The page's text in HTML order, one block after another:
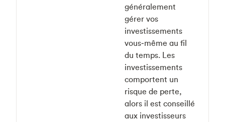
généralement
gérer vos
investissements
vous‑même au fil
du temps. Les
investissements
comportent un
risque de perte,
alors il est conseillé
aux investisseurs